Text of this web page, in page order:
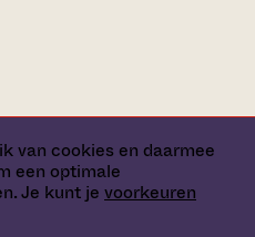
van cookies en daarmee
een optimale
Je kunt je voorkeuren